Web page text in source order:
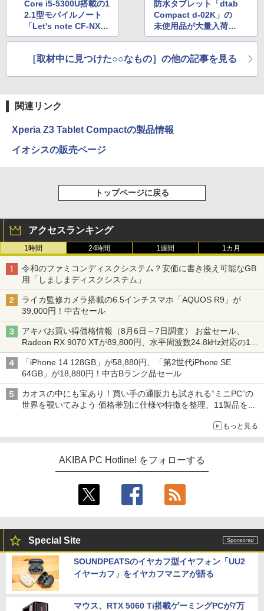
Core i5-5300U搭載の1
2.1型モバイルノート
「Let's note CF-NX
4」が税込29,800円
防水タブレット「dtab
Compact d-02K」の
未使用品が大量入荷、
税込18,800円でセール
［取材中に見つけた○○なもの］の他の記事を見る
関連リンク
Xperia Z3 Tablet Compactの製品情報
イオシスの販売ページ
トップページに戻る
アクセスランキング
1時間 24時間 1週間 1カ月
令和のファミコンディスクシステム？安価に書き換え可能なGB
用「しましまディスクシステム」
ライカ監修カメラ搭載の6.5インチスマホ「AQUOS R9」が
39,000円！中古セール
アキバお買い得価格情報（8月6日～7日調査） お盆セール、
Radeon RX 9070 XTが89,800円、水平周波数24.8kHz対応の17
型モニターが9,801円、暑さ指数連動セール ほか
「iPhone 14 128GB」が58,880円、「第2世代iPhone SE
64GB」が18,880円！中古Bランク品セール
カオスの中にも宝あり！買い手の通販力も試される“ミニPC”の
世界を覗いてみよう 価格帯別に仕様や特徴を整理、11製品をピ
もっと見る
AKIBA PC Hotline! をフォローする
Special Site
SOUNDPEATSのイヤカフ型イヤフォン「UU2
イヤーカフ」をイヤカフマニアが語る
マウス、RTX 5060 Ti搭載ゲーミングPCが7万